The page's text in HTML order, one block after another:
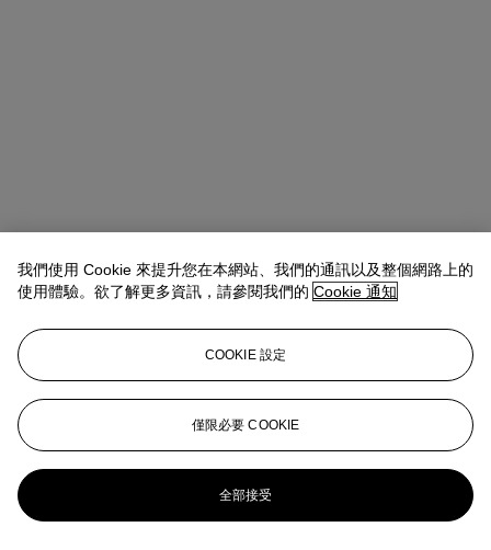
Antoine Lebouteiller
International Specialist
alebouteiller@christies.com
更多來自 克雷米埃珍藏：賞藝情懷
我們使用 Cookie 來提升您在本網站、我們的通訊以及整個網路上的
使用體驗。欲了解更多資訊，請參閱我們的 Cookie 通知
COOKIE 設定
僅限必要 COOKIE
全部接受